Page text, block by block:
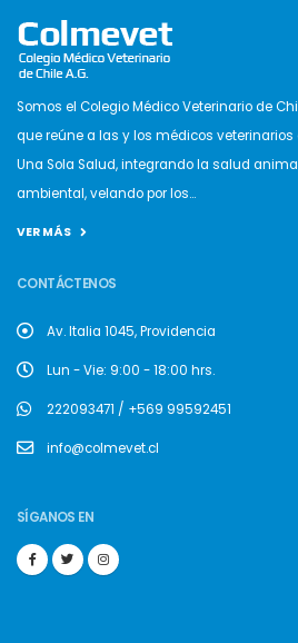
Somos el Colegio Médico Veterinario de
que reúne a las y los médicos veterinarios
Una Sola Salud, integrando la salud
ambiental, velando por los...
VER MÁS
CONTÁCTENOS
Av. Italia 1045, Providencia
Lun - Vie: 9:00 - 18:00 hrs.
222093471 / +569 99592451
info@colmevet.cl
SÍGANOS EN